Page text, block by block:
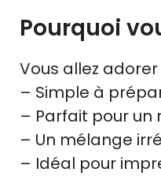
Pourquoi
Vous allez
– Simple à
– Parfait pour
– Un mélange
– Idéal pour